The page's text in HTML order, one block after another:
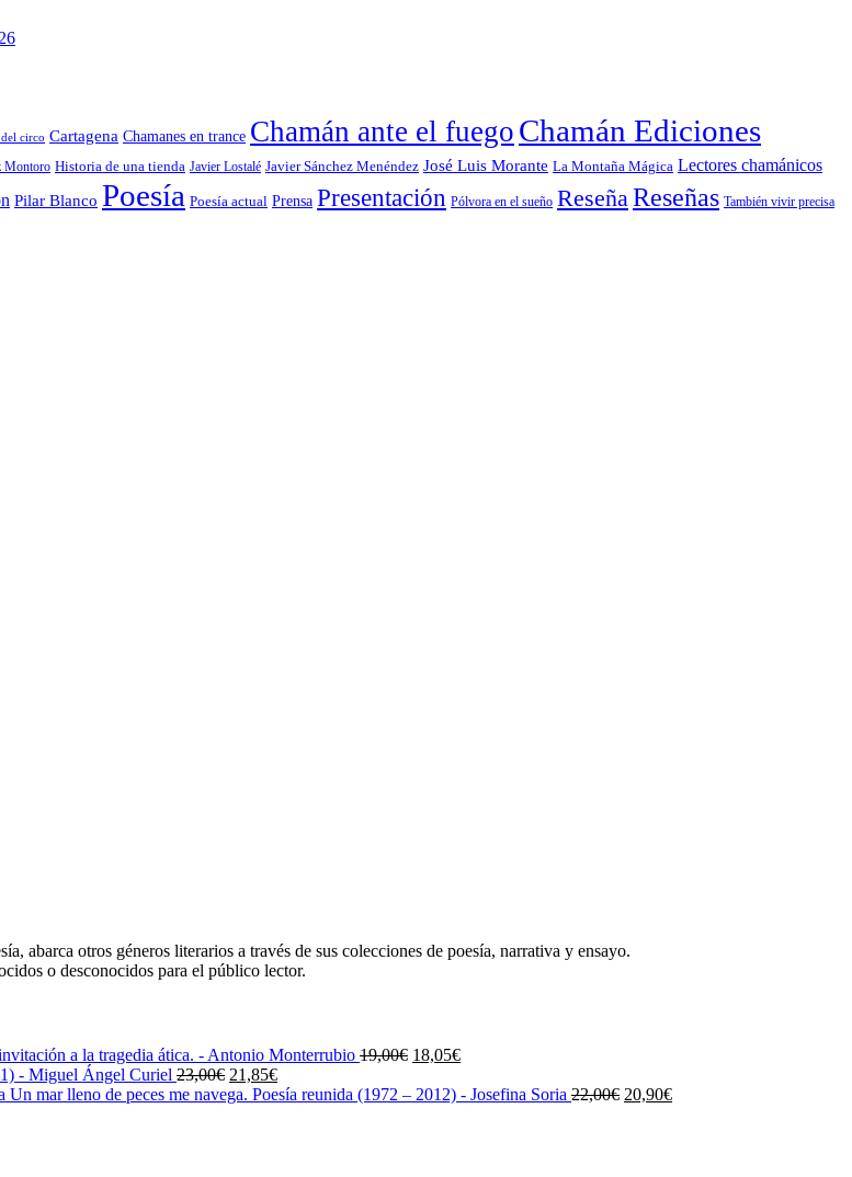
circo Cartagena Chamanes en trance Chamán ante el fuego Chamán Ediciones
Montoro Historia de una tienda Javier Lostalé Javier Sánchez Menéndez José Luis Morante La Montaña Mágica Lectores chamánicos
Pilar Blanco Poesía Poesía actual Prensa Presentación Pólvora en el sueño ReseñaReseñas También vivir precisa
abarca otros géneros literarios a través de sus colecciones de poesía, narrativa y ensayo.
o desconocidos para el público lector.
a la tragedia ática. - Antonio Monterrubio 19,00€ El
original
18,05€El
actual
- Miguel Ángel Curiel 23,00€ El
precio
21,85€El
precio
Un mar lleno de peces me navega. Poesía reunida (1972 – 2012) - Josefina Soria 22,00€ El
20,90€El